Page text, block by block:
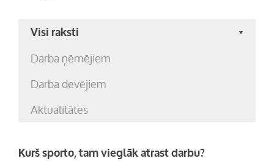
Visi raksti
Darba ņēmējiem
Darba devējiem
Aktualitātes
Kurš sporto, tam vieglāk atrast darbu?